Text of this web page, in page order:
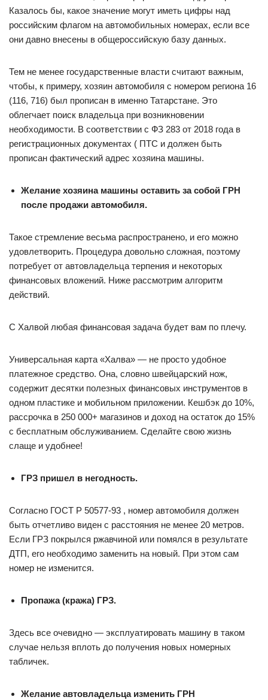
Казалось бы, какое значение могут иметь цифры над
российским флагом на автомобильных номерах, если все
они давно внесены в общероссийскую базу данных.
Тем не менее государственные власти считают важным,
чтобы, к примеру, хозяин автомобиля с номером региона 16
(116, 716) был прописан в именно Татарстане. Это
облегчает поиск владельца при возникновении
необходимости. В соответствии с ФЗ 283 от 2018 года в
регистрационных документах ( ПТС и должен быть
прописан фактический адрес хозяина машины.
Желание хозяина машины оставить за собой ГРН
после продажи автомобиля.
Такое стремление весьма распространено, и его можно
удовлетворить. Процедура довольно сложная, поэтому
потребует от автовладельца терпения и некоторых
финансовых вложений. Ниже рассмотрим алгоритм
действий.
С Халвой любая финансовая задача будет вам по плечу.
Универсальная карта «Халва» — не просто удобное
платежное средство. Она, словно швейцарский нож,
содержит десятки полезных финансовых инструментов в
одном пластике и мобильном приложении. Кешбэк до 10%,
рассрочка в 250 000+ магазинов и доход на остаток до 15%
с бесплатным обслуживанием. Сделайте свою жизнь
слаще и удобнее!
ГРЗ пришел в негодность.
Согласно ГОСТ Р 50577-93 , номер автомобиля должен
быть отчетливо виден с расстояния не менее 20 метров.
Если ГРЗ покрылся ржавчиной или помялся в результате
ДТП, его необходимо заменить на новый. При этом сам
номер не изменится.
Пропажа (кража) ГРЗ.
Здесь все очевидно — эксплуатировать машину в таком
случае нельзя вплоть до получения новых номерных
табличек.
Желание автовладельца изменить ГРН